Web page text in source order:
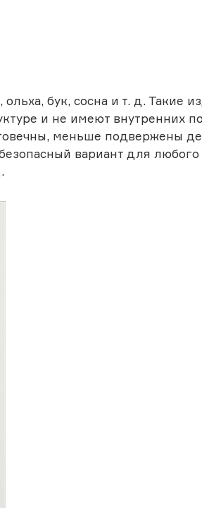
бук, сосна и т. д. Такие
и не имеют внутренних
меньше подвержены
вариант для